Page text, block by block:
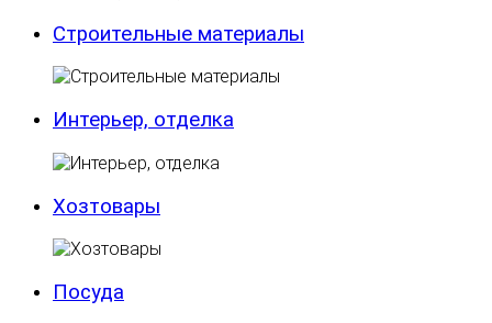
Строительные материалы
Интерьер, отделка
Хозтовары
Посуда